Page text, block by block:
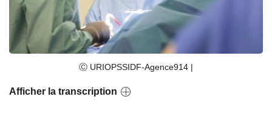
Ⓒ URIOPSSIDF-Agence914 |
Afficher la transcription